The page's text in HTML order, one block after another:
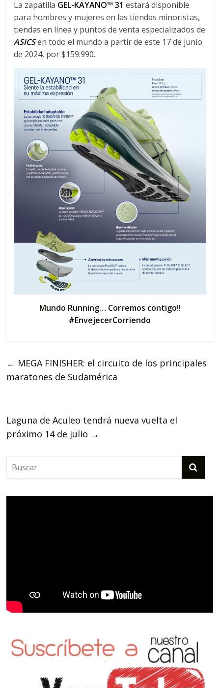
La zapatilla GEL-KAYANO™ 31 estará disponible
para hombres y mujeres en las tiendas minoristas,
tiendas en línea y puntos de venta especializados de
ASICSen todo el mundo a partir de este 17 de junio
de 2024, por $159.990.
Mundo Running… Corremos contigo!!
#EnvejecerCorriendo
← MEGA FINISHER: el circuito de los principales
maratones de Sudamérica
Laguna de Aculeo tendrá nueva vuelta el
próximo 14 de julio →